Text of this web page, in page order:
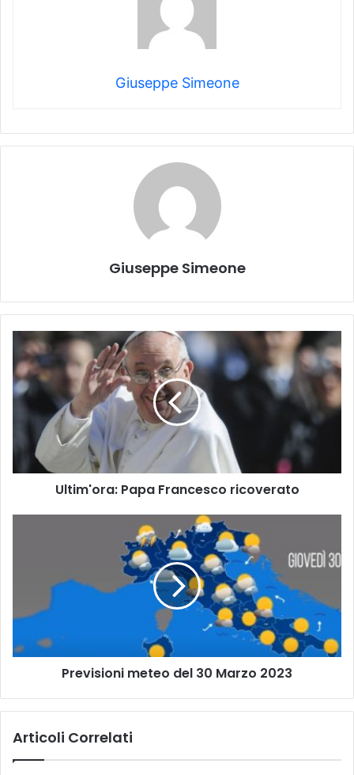
Giuseppe Simeone
Giuseppe Simeone
Ultim'ora:
Papa
Francesco
ricoverato
Ultim'ora: Papa Francesco ricoverato
Previsioni meteo del 30 Marzo 2023
Articoli Correlati